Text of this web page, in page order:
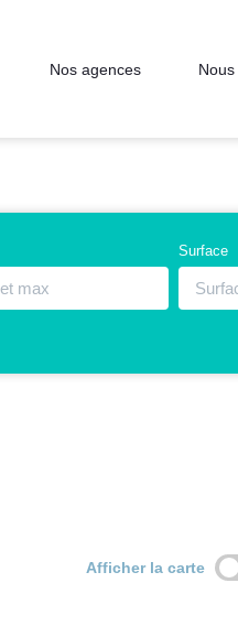
Nos agences
Surface
Afficher la carte